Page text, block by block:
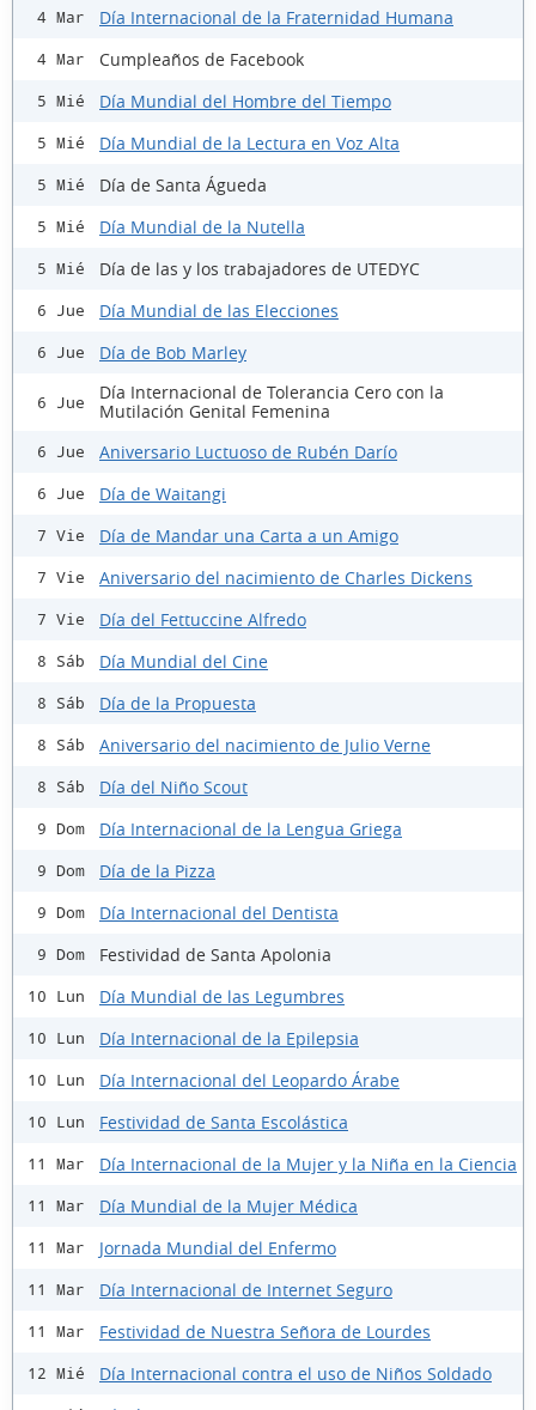
4 Mar Día Internacional de la Fraternidad Humana
4 Mar Cumpleaños de Facebook
5 Mié Día Mundial del Hombre del Tiempo
5 Mié Día Mundial de la Lectura en Voz Alta
5 Mié Día de Santa Águeda
5 Mié Día Mundial de la Nutella
5 Mié Día de las y los trabajadores de UTEDYC
6 Jue Día Mundial de las Elecciones
6 Jue Día de Bob Marley
6 Jue
Día Internacional de Tolerancia Cero con la
Mutilación Genital Femenina
6 Jue Aniversario Luctuoso de Rubén Darío
6 Jue Día de Waitangi
7 Vie Día de Mandar una Carta a un Amigo
7 Vie Aniversario del nacimiento de Charles Dickens
7 Vie Día del Fettuccine Alfredo
8 Sáb Día Mundial del Cine
8 Sáb Día de la Propuesta
8 Sáb Aniversario del nacimiento de Julio Verne
8 Sáb Día del Niño Scout
9 Dom Día Internacional de la Lengua Griega
9 Dom Día de la Pizza
9 Dom Día Internacional del Dentista
9 Dom Festividad de Santa Apolonia
10 Lun Día Mundial de las Legumbres
10 Lun Día Internacional de la Epilepsia
10 Lun Día Internacional del Leopardo Árabe
10 Lun Festividad de Santa Escolástica
11 Mar Día Internacional de la Mujer y la Niña en la Ciencia
11 Mar Día Mundial de la Mujer Médica
11 Mar Jornada Mundial del Enfermo
11 Mar Día Internacional de Internet Seguro
11 Mar Festividad de Nuestra Señora de Lourdes
12 Mié Día Internacional contra el uso de Niños Soldado